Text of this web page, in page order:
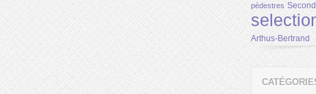
pédestres
Arthus-Bertrand